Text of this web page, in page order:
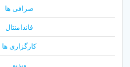
صرافی ها
فاندامنتال
کارگزاری ها
ویدیو